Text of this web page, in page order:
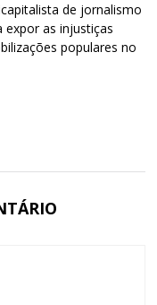
de jornalismo
expor as injustiças
populares no